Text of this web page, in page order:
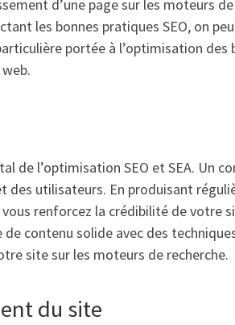
d’une page sur les moteurs
les bonnes pratiques SEO, on
portée à l’optimisation
de l’optimisation SEO et SEA.
utilisateurs. En produisant
renforcez la crédibilité de votre
contenu solide avec des
site sur les moteurs de recherche.
du site